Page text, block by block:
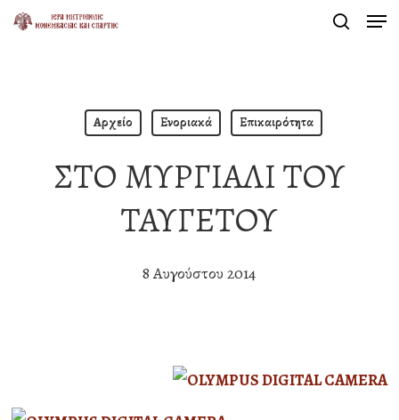
Skip
Αρχείο Ενοριακά Επικαιρότητα
ΣΤΟ ΜΥΡΓΙΑΛΙ ΤΟΥ
ΤΑΥΓΕΤΟΥ
8 Αυγούστου 2014